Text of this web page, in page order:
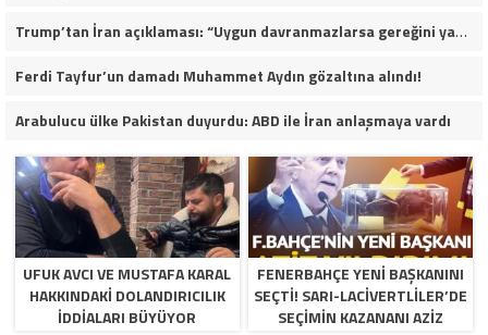
Trump’tan İran açıklaması: “Uygun davranmazlarsa gereğini yaparım”
Ferdi Tayfur’un damadı Muhammet Aydın gözaltına alındı!
Arabulucu ülke Pakistan duyurdu: ABD ile İran anlaşmaya vardı
UFUK AVCI VE MUSTAFA KARAL
HAKKINDAKI DOLANDIRICILIK
İDDIALARI BÜYÜYOR
FENERBAHÇE YENI BAŞKANINI
SEÇTI! SARI-LACIVERTLILER’DE
SEÇIMIN KAZANANI AZIZ